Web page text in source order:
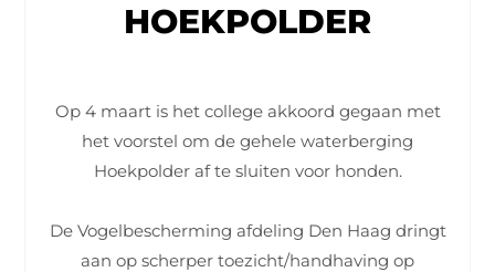
HOEKPOLDER
Op 4 maart is het college akkoord gegaan met
het voorstel om de gehele waterberging
Hoekpolder af te sluiten voor honden.
De Vogelbescherming afdeling Den Haag dringt
aan op scherper toezicht/handhaving op